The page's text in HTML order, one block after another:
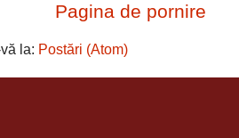
Pagina de pornire
la: Postări (Atom)